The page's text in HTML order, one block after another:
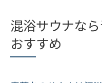
混浴サウナな
おすすめ